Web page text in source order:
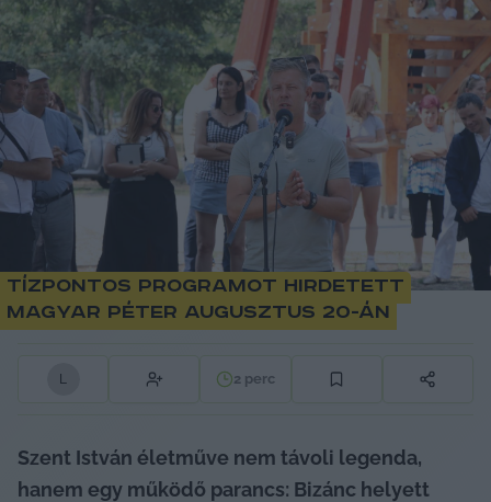
Tízpontos programot hirdetett
Magyar Péter augusztus 20-án
L 2 perc
Szent István életműve nem távoli legenda,
hanem egy működő parancs: Bizánc helyett